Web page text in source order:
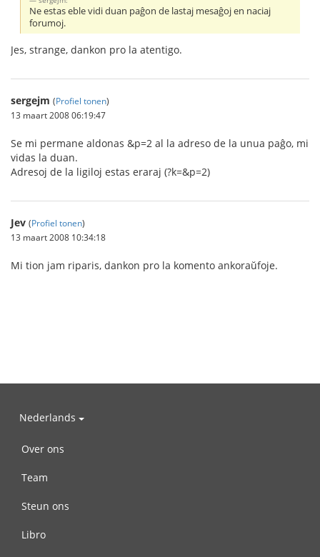
Ne estas eble vidi duan paĝon de lastaj mesaĝoj en naciaj
forumoj.
Jes, strange, dankon pro la atentigo.
sergejm (Profiel tonen)
13 maart 2008 06:19:47
Se mi permane aldonas &p=2 al la adreso de la unua paĝo, mi
vidas la duan.
Adresoj de la ligiloj estas eraraj (?k=&p=2)
Jev (Profiel tonen)
13 maart 2008 10:34:18
Mi tion jam riparis, dankon pro la komento ankoraŭfoje.
Nederlands
Over ons
Team
Steun ons
Libro